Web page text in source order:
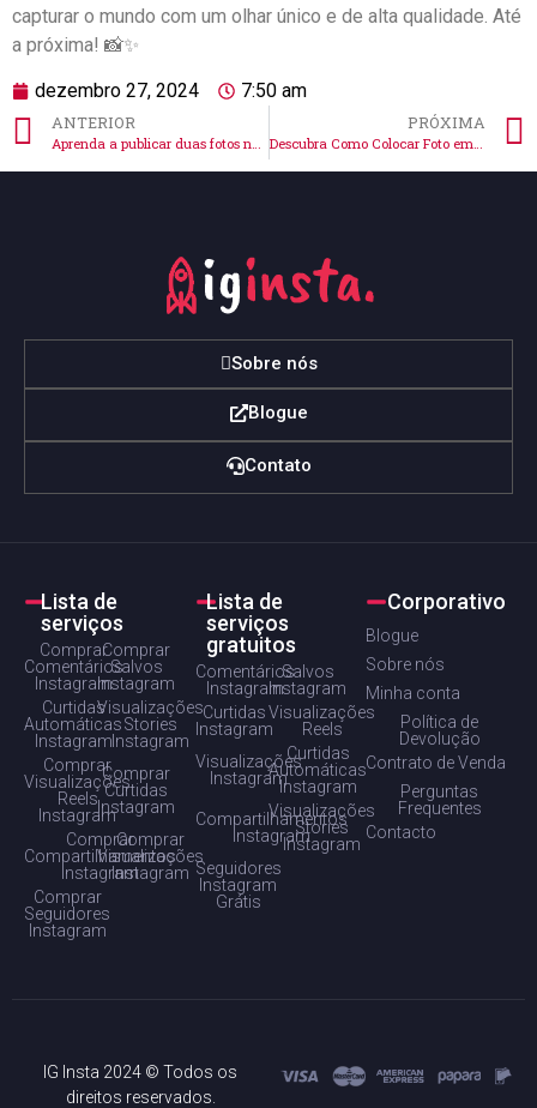
capturar‌ o mundo com ‌um‌ olhar único e de alta qualidade. ​Até
‍a próxima! 📸✨
dezembro 27, 2024 7:50 am
ANTERIOR PRÓXIMA
Sobre nós
Blogue
Contato
Lista de
serviços
Comprar
Comentários
Instagram
Comprar
Salvos
Instagram
Curtidas
Automáticas
Instagram
Visualizações
Stories
Instagram
Comprar
Visualizações
Reels
Instagram
Comprar
Curtidas
Instagram
Comprar
Compartilhamentos
Instagram
Comprar
Visualizações
Instagram
Comprar
Seguidores
Instagram
Lista de
serviços
gratuitos
Comentários
Instagram
Salvos
Instagram
Curtidas
Instagram
Visualizações
Reels
Visualizações
Instagram
Curtidas
Automáticas
Instagram
Compartilhamentos
Instagram
Visualizações
Stories
Instagram
Seguidores
Instagram
Grátis
Corporativo
Blogue
Sobre nós
Minha conta
Política de
Devolução
Contrato de Venda
Perguntas
Frequentes
Contacto
IG Insta 2024 © Todos os
direitos reservados.